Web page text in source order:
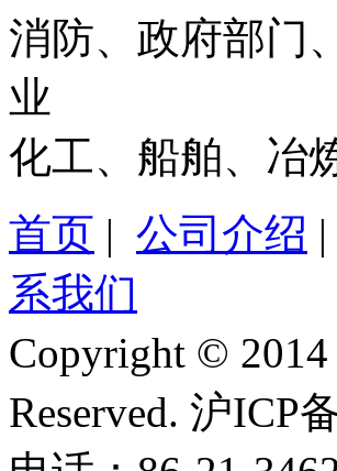
消防、政府部门
业
化工、船舶、冶
首页 | 公司介绍 |
系我们
Copyright ©
Reserved. 沪ICP